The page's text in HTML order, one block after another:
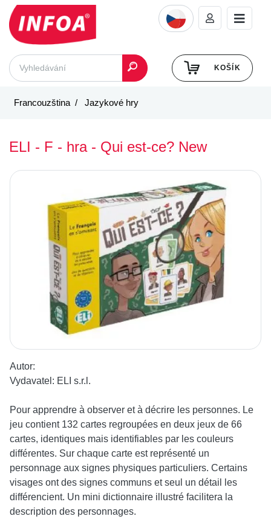
KOŠÍK
Francouzština Jazykové hry
ELI - F - hra - Qui est-ce? New
Autor:
Vydavatel: ELI s.r.l.
Pour apprendre à observer et à décrire les personnes. Le
jeu contient 132 cartes regroupées en deux jeux de 66
cartes, identiques mais identifiables par les couleurs
différentes. Sur chaque carte est représenté un
personnage aux signes physiques particuliers. Certains
visages ont des signes communs et seul un détail les
différencient. Un mini dictionnaire illustré facilitera la
description des personnages.